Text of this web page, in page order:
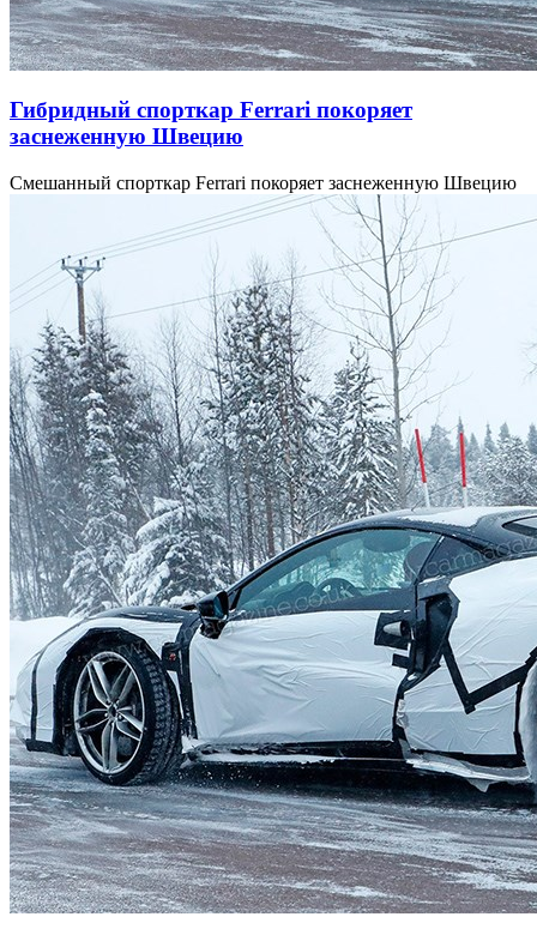
Гибридный спорткар Ferrari покоряет
заснеженную Швецию
Смешанный спорткар Ferrari покоряет заснеженную Швецию